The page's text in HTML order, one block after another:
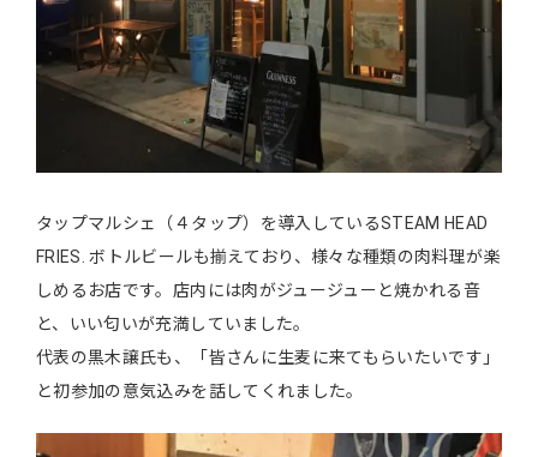
タップマルシェ（４タップ）を導入しているSTEAM HEAD
FRIES. ボトルビールも揃えており、様々な種類の肉料理が楽
しめるお店です。店内には肉がジュージューと焼かれる音
と、いい匂いが充満していました。
代表の黒木譲氏も、「皆さんに生麦に来てもらいたいです」
と初参加の意気込みを話してくれました。